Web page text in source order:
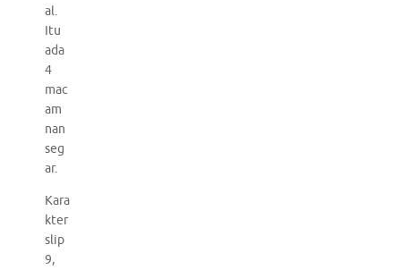
al.
Itu
ada
4
mac
am
nan
seg
ar.
Kara
kter
slip
9,